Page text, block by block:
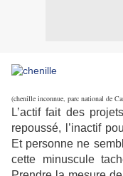
(chenille inconnue, parc national de
L’actif fait des
repoussé, l’inactif
Et personne ne
cette minuscule